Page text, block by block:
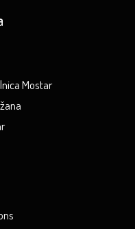
Mostar